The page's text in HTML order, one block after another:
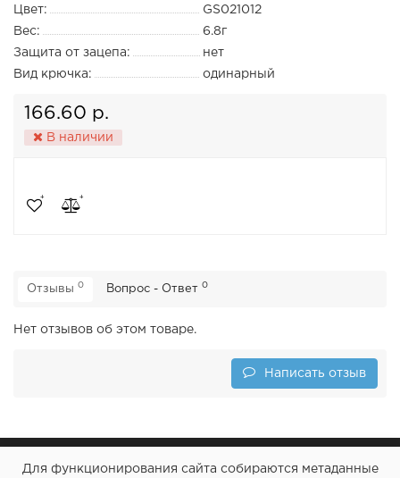
Цвет:
GS021012
Вес:
6.8г
Защита от зацепа:
нет
Вид крючка:
одинарный
166.60 р.
В наличии
Отзывы 0 Вопрос - Ответ 0
Нет отзывов об этом товаре.
Написать отзыв
Для функционирования сайта собираются метаданные